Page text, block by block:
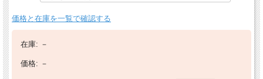
価格と在庫を一覧で確認する
在庫: －
価格: －